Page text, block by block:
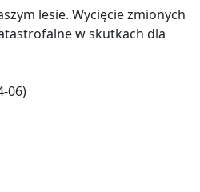
lesie. Wycięcie zmionych
w skutkach dla
06)